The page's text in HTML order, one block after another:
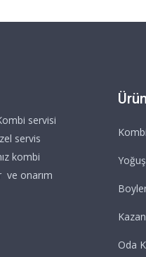
servisi
servis
kombi
ve onarım
Oda